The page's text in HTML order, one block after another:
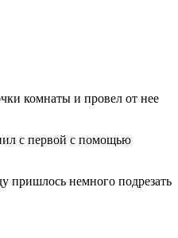
комнаты и провел от нее
с первой с помощью
пришлось немного подрезать